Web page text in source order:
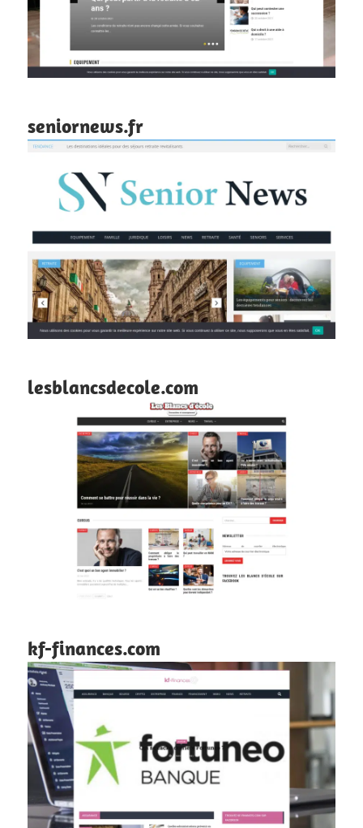
seniornews.fr
lesblancsdecole.com
kf-finances.com